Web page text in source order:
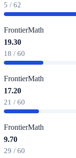
5 / 62
FrontierMath
19.30
18 / 60
FrontierMath
17.20
21 / 60
FrontierMath
9.70
29 / 60